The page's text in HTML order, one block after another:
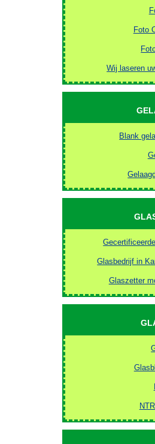
Foto
Wij laseren
Blank
Glasbedrijf in
Glaszetter